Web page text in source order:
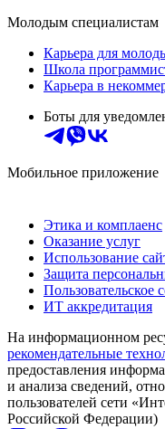
Молодым специалистам
Карьера для
Школа
Карьера в
Боты для
Мобильное приложение
Этика и комплаенс
Оказание услуг
Использование
Защита
Пользовательское
ИТ аккредитация
На информационном
рекомендательные
предоставления
и анализа сведений,
пользователей сети
Российской Федерации)